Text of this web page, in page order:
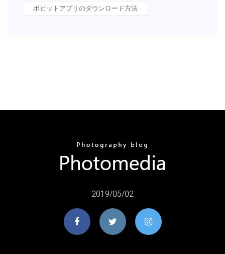
ボピットアプリのダウンロード方法
2019/05/02